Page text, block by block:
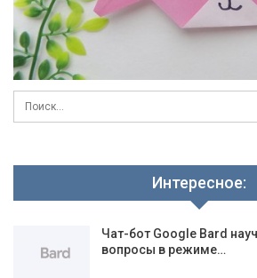
Интересное:
Чат-бот Google Bard
вопросы в режиме…